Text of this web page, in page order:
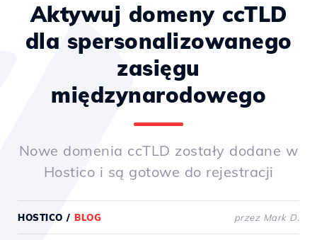
Aktywuj domeny ccTLD
dla spersonalizowanego
zasięgu
międzynarodowego
Nowe domenia ccTLD zostały dodane w
Hostico i są gotowe do rejestracji
HOSTICO / BLOG przez Mark D.